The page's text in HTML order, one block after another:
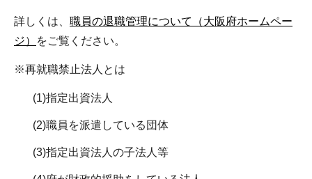
詳しくは、 職員の退職管理について（大阪府ホームペー
ジ）
をご覧ください。
※再就職禁止法人とは
(1)指定出資法人
(2)職員を派遣している団体
(3)指定出資法人の子法人等